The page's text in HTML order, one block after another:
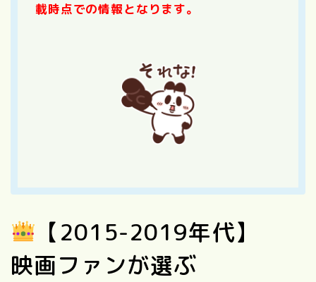
載時点での情報となります。
【2015-2019年代】
映画ファンが選ぶ